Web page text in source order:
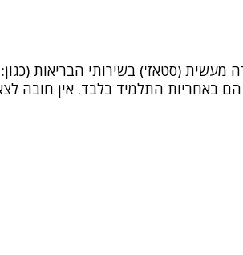
של 300 שעות לימוד אקדמיות כולל 60 שעות עבודה מעשית
באחריות התלמיד בלבד. אין חובה